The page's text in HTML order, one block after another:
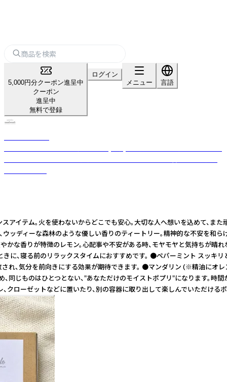
5,000円分クーポン進呈中
クーポン
進呈中
無料で登録
ログイン
メニュー
言語
テム。火を使わないからどこでも安心。大切な人へ想いを込め
ィーな森林のような優しい香りのティートリー。精神的な不安
りが特徴のレモン。心配事や不安がある時、モヤモヤと気持ち
寝る前のリラックスタイムにおすすめです。 ●ペパーミント ス
気分を前向きにする効果が期待できます。 ●マンダリン (※精油
ものはひとつとない、"あなただけのモイストポプリ"になります
クローゼットなどに置いたり、別の容器に取り出して楽しんでいただけるポ